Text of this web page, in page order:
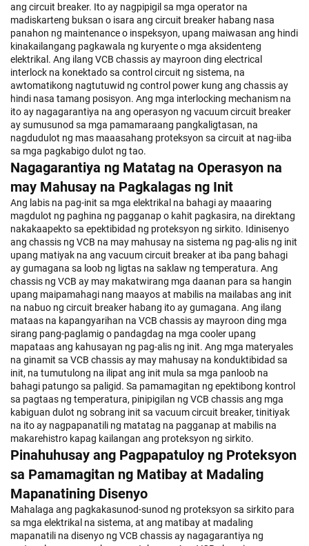
ang circuit breaker. Ito ay nagpipigil sa mga operator na
madiskarteng buksan o isara ang circuit breaker habang nasa
panahon ng maintenance o inspeksyon, upang maiwasan ang hindi
kinakailangang pagkawala ng kuryente o mga aksidenteng
elektrikal. Ang ilang VCB chassis ay mayroon ding electrical
interlock na konektado sa control circuit ng sistema, na
awtomatikong nagtutuwid ng control power kung ang chassis ay
hindi nasa tamang posisyon. Ang mga interlocking mechanism na
ito ay nagagarantiya na ang operasyon ng vacuum circuit breaker
ay sumusunod sa mga pamamaraang pangkaligtasan, na
nagdudulot ng mas maaasahang proteksyon sa circuit at nag-iiba
sa mga pagkabigo dulot ng tao.
Nagagarantiya ng Matatag na Operasyon na
may Mahusay na Pagkalagas ng Init
Ang labis na pag-init sa mga elektrikal na bahagi ay maaaring
magdulot ng paghina ng pagganap o kahit pagkasira, na direktang
nakakaapekto sa epektibidad ng proteksyon ng sirkito. Idinisenyo
ang chassis ng VCB na may mahusay na sistema ng pag-alis ng init
upang matiyak na ang vacuum circuit breaker at iba pang bahagi
ay gumagana sa loob ng ligtas na saklaw ng temperatura. Ang
chassis ng VCB ay may makatwirang mga daanan para sa hangin
upang maipamahagi nang maayos at mabilis na mailabas ang init
na nabuo ng circuit breaker habang ito ay gumagana. Ang ilang
mataas na kapangyarihan na VCB chassis ay mayroon ding mga
sirang pang-paglamig o pandagdag na mga cooler upang
mapataas ang kahusayan ng pag-alis ng init. Ang mga materyales
na ginamit sa VCB chassis ay may mahusay na konduktibidad sa
init, na tumutulong na ilipat ang init mula sa mga panloob na
bahagi patungo sa paligid. Sa pamamagitan ng epektibong kontrol
sa pagtaas ng temperatura, pinipigilan ng VCB chassis ang mga
kabiguan dulot ng sobrang init sa vacuum circuit breaker, tinitiyak
na ito ay nagpapanatili ng matatag na pagganap at mabilis na
makarehistro kapag kailangan ang proteksyon ng sirkito.
Pinahuhusay ang Pagpapatuloy ng Proteksyon
sa Pamamagitan ng Matibay at Madaling
Mapanatining Disenyo
Mahalaga ang pagkakasunod-sunod ng proteksyon sa sirkito para
sa mga elektrikal na sistema, at ang matibay at madaling
mapanatili na disenyo ng VCB chassis ay nagagarantiya ng